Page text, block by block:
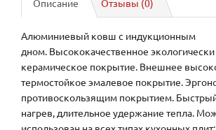
Описание Отзывы (0)
Алюминиевый ковш с индукционным
дном. Высококачественное экологически
керамическое покрытие. Внешнее
термостойкое эмалевое покрытие.
противоскользящим покрытием.
нагрев, длительное удержание тепла.